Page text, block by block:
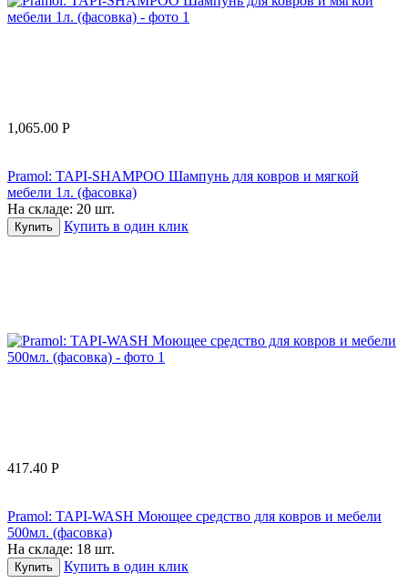
1,065.00 Р
Pramol: TAPI-SHAMPOO Шампунь для ковров и мягкой
мебели 1л. (фасовка)
На складе: 20 шт.
Купить Купить в один клик
417.40 Р
Pramol: TAPI-WASH Моющее средство для ковров и мебели
500мл. (фасовка)
На складе: 18 шт.
Купить Купить в один клик